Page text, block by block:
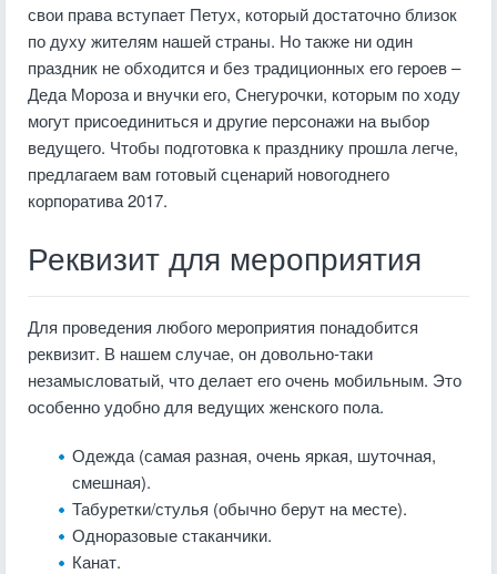
свои права вступает Петух, который достаточно близок
по духу жителям нашей страны. Но также ни один
праздник не обходится и без традиционных его героев –
Деда Мороза и внучки его, Снегурочки, которым по ходу
могут присоединиться и другие персонажи на выбор
ведущего. Чтобы подготовка к празднику прошла легче,
предлагаем вам готовый сценарий новогоднего
корпоратива 2017.
Реквизит для мероприятия
Для проведения любого мероприятия понадобится
реквизит. В нашем случае, он довольно-таки
незамысловатый, что делает его очень мобильным. Это
особенно удобно для ведущих женского пола.
Одежда (самая разная, очень яркая, шуточная,
смешная).
Табуретки/стулья (обычно берут на месте).
Одноразовые стаканчики.
Канат.